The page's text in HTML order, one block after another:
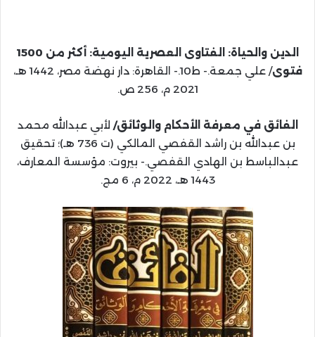
الدين والحياة: الفتاوى العصرية اليومية: أكثر من 1500
فتوى
/ علي جمعة.- ط10.- القاهرة: دار نهضة مصر، 1442 هـ،
2021 م، 256 ص.
الفائق في معرفة الأحكام والوثائق/ لأبي عبدالله محمد
بن عبدالله بن راشد القفصي المالكي (ت 736 هـ)؛ تحقيق
عبدالباسط بن الهادي القفصي.- بيروت: مؤسسة المعارف،
1443 هـ، 2022 م، 6 مج.